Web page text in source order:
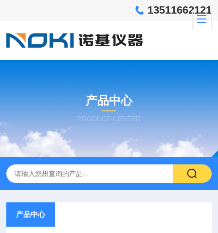
13511662121
产品中心
PRODUCT CENTER
产品中心